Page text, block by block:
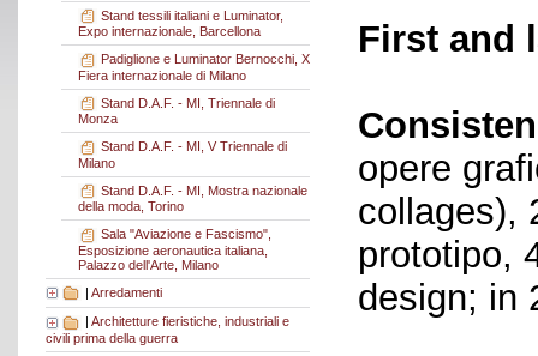
Stand tessili italiani e Luminator,
Expo internazionale, Barcellona
Padiglione e Luminator Bernocchi, X
Fiera internazionale di Milano
Stand D.A.F. - MI, Triennale di
Monza
Stand D.A.F. - MI, V Triennale di
Milano
Stand D.A.F. - MI, Mostra nazionale
della moda, Torino
Sala "Aviazione e Fascismo",
Esposizione aeronautica italiana,
Palazzo dell'Arte, Milano
| Arredamenti
Architetture fieristiche, industriali e
civili prima della guerra
First and
opere
collages),
prototipo,
design; in